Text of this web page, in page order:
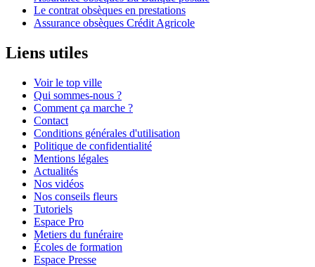
Le contrat obsèques en prestations
Assurance obsèques Crédit Agricole
Liens utiles
Voir le top ville
Qui sommes-nous ?
Comment ça marche ?
Contact
Conditions générales d'utilisation
Politique de confidentialité
Mentions légales
Actualités
Nos vidéos
Nos conseils fleurs
Tutoriels
Espace Pro
Metiers du funéraire
Écoles de formation
Espace Presse